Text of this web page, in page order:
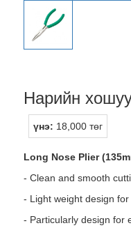
Нарийн
үнэ: 18,000 төг
Long Nose Plier
- Clean and smooth
- Light weight design
- Particularly design for